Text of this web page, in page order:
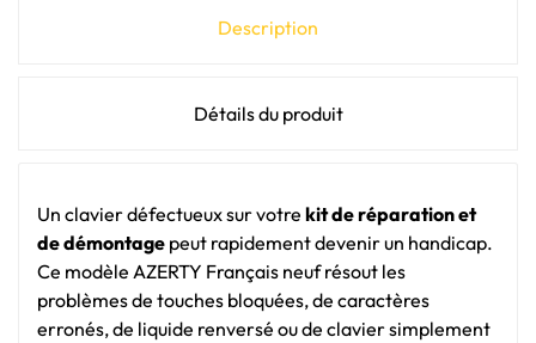
Description
Détails du produit
Un clavier défectueux sur votre kit de réparation et
de démontage peut rapidement devenir un handicap.
Ce modèle AZERTY Français neuf résout les
problèmes de touches bloquées, de caractères
erronés, de liquide renversé ou de clavier simplement